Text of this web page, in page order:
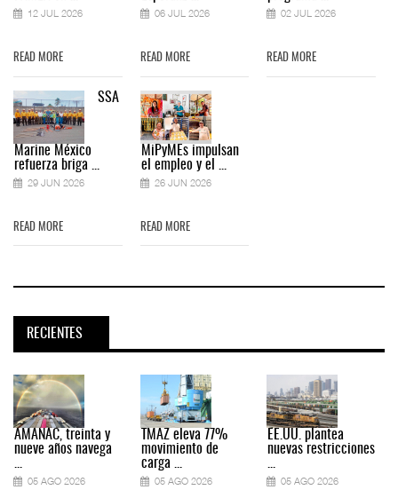
12 JUL 2026
READ MORE
SSA
Marine México
refuerza briga ...
29 JUN 2026
READ MORE
06 JUL 2026
READ MORE
MiPyMEs impulsan
el empleo y el ...
26 JUN 2026
READ MORE
02 JUL 2026
READ MORE
RECIENTES
AMANAC, treinta y
nueve años navega
05 AGO 2026
TMAZ eleva 77%
movimiento de
carga ...
05 AGO 2026
EE.UU. plantea
nuevas restricciones
05 AGO 2026